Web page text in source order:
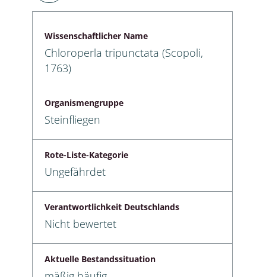
Wissenschaftlicher Name
Chloroperla tripunctata (Scopoli,
1763)
Organismengruppe
Steinfliegen
Rote-Liste-Kategorie
Ungefährdet
Verantwortlichkeit Deutschlands
Nicht bewertet
Aktuelle Bestandssituation